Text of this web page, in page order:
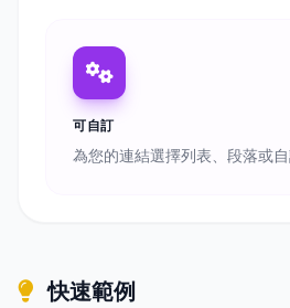
可自訂
為您的連結選擇列表、段落或自
快速範例